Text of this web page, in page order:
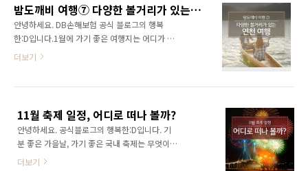
십리벚꽃길은 드라이브하며 즐길 수 있는 명소
라고 해요. 또 제황산공원에 올라가 ..
(목) ~ 2018.04.11.(수)장소 : 연세대학교 박물
관 많은 예술가에게 영감의 아이콘으로 자리 잡
은 ‘그림의 마술사’ 에셔의 전시가 연세대학교에
서 개최됩니다. 20세기의 가장 독창적인 예술가
셔는 회화, 판화, 그래픽 디자인, 일러스트, 수학,
가입니다. 철저히 계산된 세밀한 선을..
밤도깨비 여행⑦ 다양한 볼거리가 있는 연천 여행
안녕하세요. DB손해보험 공식 블로그의 행복
한:D입니다.1월에 가기 좋은 여행지는 어디가 있
을까요? 오늘은 다양한 볼거리가 가득한 연천을
광공사와 문체부가 선정한 2017~2018 대한민
국을 대표하는 한국 관광 100선에 선정되었다고
도 하는데요. 올겨울 연천에서 열리는 축제와 아
름다운 겨울 풍경을 미리 감상하시고 겨울 국내
더보기
11월 축제 일정, 어디로 떠나 볼까?
안녕하세요. 공식블로그의 행복한:D입니다. 기
분 좋은 가을날, 가기 좋은 국내 축제는 무엇이
있을까요? 날씨가 더 추워지기 전에 다양한 테마
더보기